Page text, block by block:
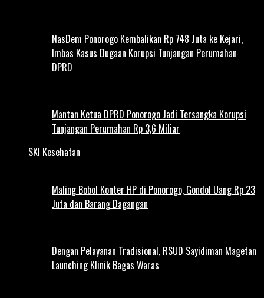
NasDem Ponorogo Kembalikan Rp 748 Juta ke Kejari,
Imbas Kasus Dugaan Korupsi Tunjangan Perumahan
DPRD
Mantan Ketua DPRD Ponorogo Jadi Tersangka Korupsi
Tunjangan Perumahan Rp 3,6 Miliar
SKI Kesehatan
Maling Bobol Konter HP di Ponorogo, Gondol Uang Rp 23
Juta dan Barang Dagangan
Dengan Pelayanan Tradisional, RSUD Sayidiman Magetan
Launching Klinik Bagas Waras